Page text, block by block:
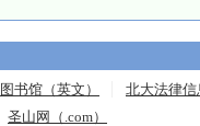
书馆（英文）
北大法律信
圣山网（.com）